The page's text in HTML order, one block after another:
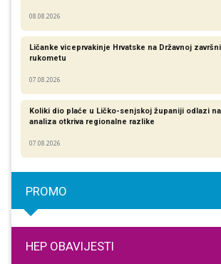
08.08.2026
Ličanke viceprvakinje Hrvatske na Državnoj
rukometu
07.08.2026
Koliki dio plaće u Ličko-senjskoj županiji odlazi na
analiza otkriva regionalne razlike​
07.08.2026
PROMO
HEP OBAVIJESTI